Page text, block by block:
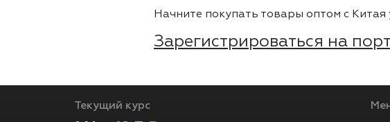
Начните покупать товары оптом с Китая
Зарегистрироваться на
Текущий курс